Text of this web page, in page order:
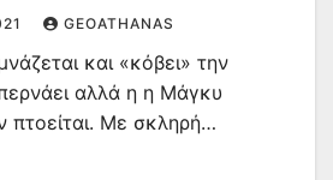
GEOATHANAS
και «κόβει» την
αλλά η η Μάγκυ
πτοείται. Με σκληρή…